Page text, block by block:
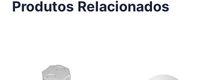
Produtos Relacionados